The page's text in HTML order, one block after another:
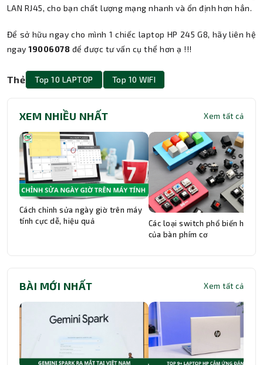
LAN RJ45, cho bạn chất lượng mạng nhanh và ổn định hơn hẳn.
Để sở hữu ngay cho mình 1 chiếc laptop HP 245 G8, hãy liên hệ
ngay19006078 để được tư vấn cụ thể hơn ạ !!!
Thẻ Top 10 LAPTOP Top 10 WIFI
XEM NHIỀU NHẤT Xem tất cả
Cách chỉnh sửa ngày giờ trên máy
tính cực dễ, hiệu quả
Các loại switch phổ biến hiện
của bàn phím cơ
BÀI MỚI NHẤT Xem tất cả